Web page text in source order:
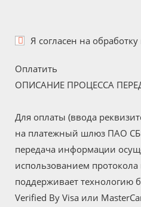
Я согласен на
Оплатить
ОПИСАНИЕ ПРОЦЕССА
Для оплаты (ввода
на платежный шлюз ПАО
передача информации
использованием
поддерживает технологию
Verified By Visa или